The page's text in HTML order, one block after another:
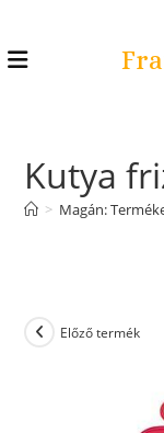
Kutya
> Magán:
Előző termék